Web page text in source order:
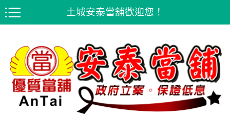
土城安泰當舖歡迎您！